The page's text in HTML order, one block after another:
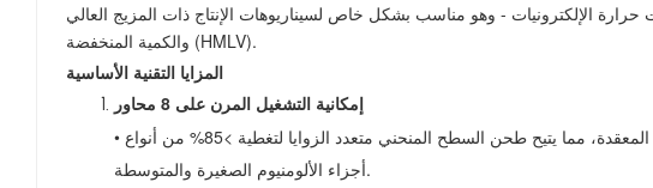
الإلكترونيات - وهو مناسب بشكل خاص لسيناريوهات الإنتاج ذات المزيج العالي
والكمية المنخفضة (HMLV).
المزايا التقنية الأساسية
إمكانية التشغيل المرن على 8 محاور
• يدعم الارتباط المكون من 8 محاور تشغيل المسارات المكانية المعقدة، مما يتيح طحن السطح المنحني متعدد الزوايا لتغطية >85% من أنواع
أجزاء الألومنيوم الصغيرة والمتوسطة.